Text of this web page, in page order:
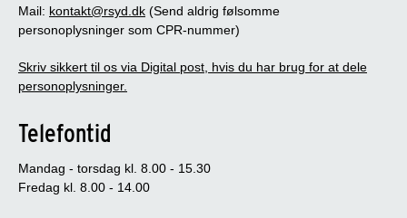
Mail: kontakt@rsyd.dk (Send aldrig følsomme
personoplysninger som CPR-nummer)
Skriv sikkert til os via Digital post, hvis du har brug for at dele
personoplysninger.
Telefontid
Mandag - torsdag kl. 8.00 - 15.30
Fredag kl. 8.00 - 14.00